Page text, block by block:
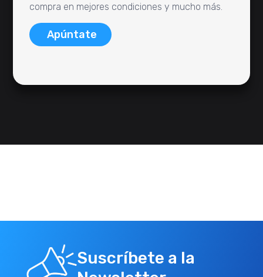
compra en mejores condiciones y mucho más.
Apúntate
Suscríbete a la